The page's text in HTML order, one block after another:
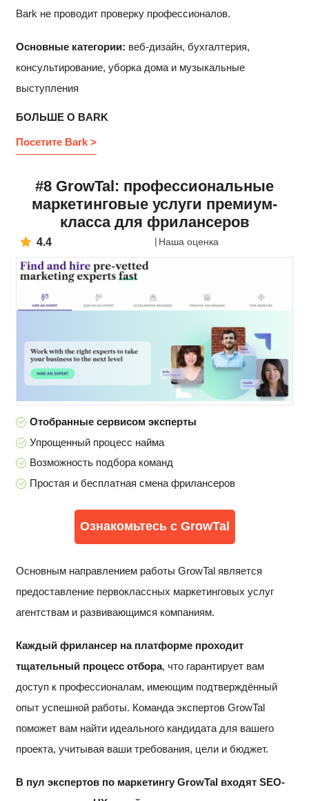
Bark не проводит проверку профессионалов.
Основные категории: веб-дизайн, бухгалтерия,
консультирование, уборка дома и музыкальные
выступления
БОЛЬШЕ О BARK
Посетите Bark >
#8 GrowTal: профессиональные
маркетинговые услуги премиум-
класса для фрилансеров
4.4 Наша оценка
Отобранные сервисом эксперты
Упрощенный процесс найма
Возможность подбора команд
Простая и бесплатная смена фрилансеров
Ознакомьтесь с GrowTal
Основным направлением работы GrowTal является
предоставление первоклассных маркетинговых услуг
агентствам и развивающимся компаниям.
Каждый фрилансер на платформе проходит
тщательный процесс отбора, что гарантирует вам
доступ к профессионалам, имеющим подтверждённый
опыт успешной работы. Команда экспертов GrowTal
поможет вам найти идеального кандидата для вашего
проекта, учитывая ваши требования, цели и бюджет.
В пул экспертов по маркетингу GrowTal входят SEO-